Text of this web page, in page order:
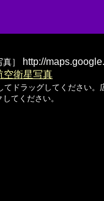
］
http://
空衛星写真
ドラッグしてください
てください。